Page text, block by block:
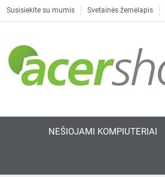
Susisiekite su mumis Svetainės žemėlapis
NEŠIOJAMI KOMPIUTERIAI